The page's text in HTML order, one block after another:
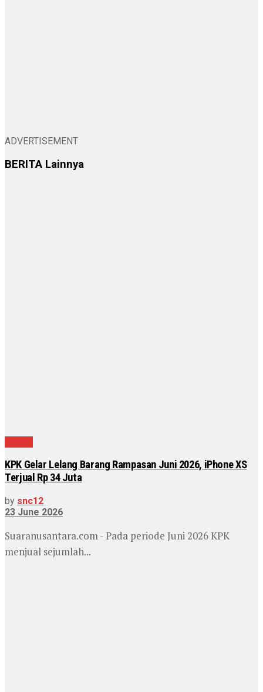
ADVERTISEMENT
BERITA Lainnya
KPK Gelar Lelang Barang Rampasan Juni 2026, iPhone XS
Terjual Rp 34 Juta
by snc12
23 June 2026
Suaranusantara.com - Pada periode Juni 2026 KPK
menjual sejumlah...